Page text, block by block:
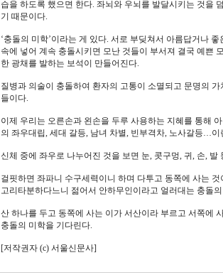
습을 하도록 했으면 한다. 좌뇌와 우뇌를 발달시키는 것을
기 때문이다.
‘충돌의 미학’이라는 게 있다. 서로 부딪쳐서 아름답거나
속에 넣어 계속 충돌시키면 모난 것들이 부서져 결국 예쁜
한 광채를 발하는 보석이 만들어진다.
질병과 의술이 충돌하여 환자의 고통이 소멸되고 문명의
들이다.
이제 우리는 오른손과 왼손을 두루 사용하는 지혜를 통해
의 좌우대립, 세대 갈등, 남녀 차별, 빈부격차, 노사갈등…
신체 중에 좌우로 나누어진 것을 보면 눈, 콧구멍, 귀, 손,
걸핏하면 좌파니 수구세력이니 하며 다투고 동쪽에 사는
고리타분하다느니 젊어서 안하무인이라고 얼러대는 충돌
산 하나를 두고 동쪽에 사는 이가 서산이라 부르고 서쪽에
충돌의 미학을 기다린다.
[저작권자 (c) 서울신문사]